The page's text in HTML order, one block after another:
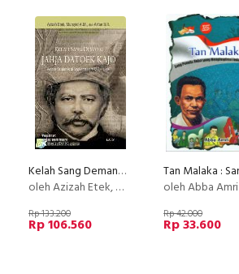
Kelah Sang Demang Jahja Datoek
oleh Azizah Etek, Mursyid A.M., dan Arfan B.R
Rp 133.200
Rp 106.560
oleh Abba Amri
Rp 42.000
Rp 33.600